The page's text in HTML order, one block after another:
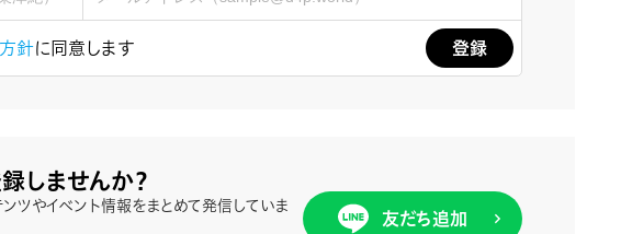
針に同意します
しませんか？
ツやイベント情報をまとめて発信していま
友だち追加